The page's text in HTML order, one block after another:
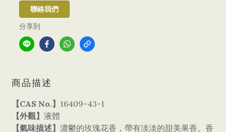
聯絡我們
分享到
商品描述
【CAS No.】 16409-43-1
【外觀】 液體
【氣味描述】 濃鬱的玫瑰花香，帶有淡淡的甜美果香。香